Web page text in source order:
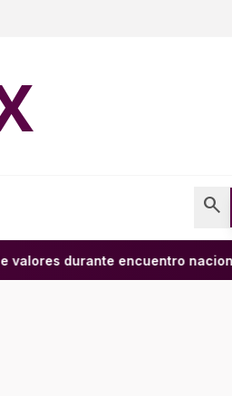
search
durante encuentro nacional